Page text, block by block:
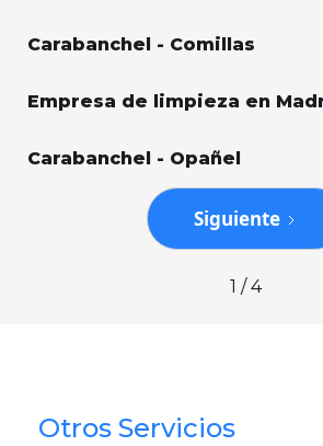
Carabanchel - Comillas
Empresa de limpieza en
Carabanchel - Opañel
Siguiente
1 / 4
Otros Servicios